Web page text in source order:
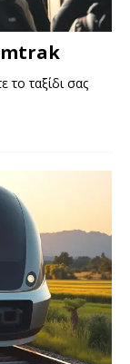
το ταξίδι σας